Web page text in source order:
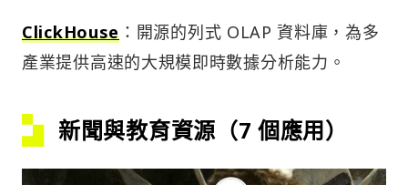
ClickHouse ：開源的列式 OLAP 資料庫，為多
產業提供高速的大規模即時數據分析能力。
新聞與教育資源（7 個應用）